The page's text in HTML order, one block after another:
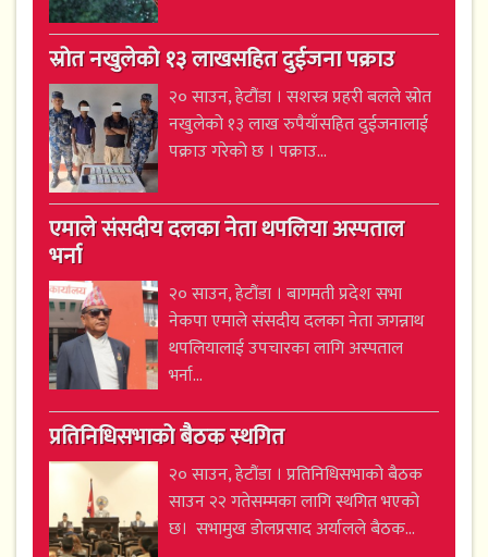
स्रोत नखुलेको १३ लाखसहित दुईजना पक्राउ
२० साउन, हेटौंडा । सशस्त्र प्रहरी बलले स्रोत
नखुलेको १३ लाख रुपैयाँसहित दुईजनालाई
पक्राउ गरेको छ । पक्राउ...
एमाले संसदीय दलका नेता थपलिया अस्पताल
भर्ना
२० साउन, हेटौंडा । बागमती प्रदेश सभा
नेकपा एमाले संसदीय दलका नेता जगन्नाथ
थपलियालाई उपचारका लागि अस्पताल
भर्ना...
प्रतिनिधिसभाको बैठक स्थगित
२० साउन, हेटौंडा । प्रतिनिधिसभाको बैठक
साउन २२ गतेसम्मका लागि स्थगित भएको
छ। सभामुख डोलप्रसाद अर्यालले बैठक...